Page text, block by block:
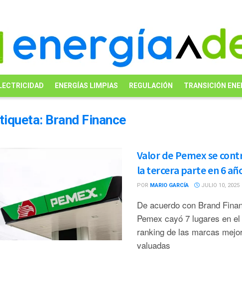
ENERGÍAS LIMPIAS REGULACIÓN TRANSICIÓN
Brand Finance
Valor de Pemex se
la tercera parte en 6
POR MARIO GARCÍA JULIO 10, 2025
De acuerdo con Brand
Pemex cayó 7 lugares en el
ranking de las marcas
valuadas